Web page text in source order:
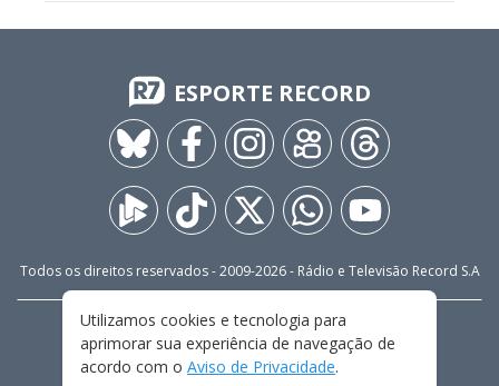
ESPORTE RECORD
Todos os direitos reservados - 2009-2026- Rádio e Televisão Record S.A
FALE CONOSCO
PRIVACIDADE
TERMOS E CONDIÇÕES DE USO
Utilizamos cookies e tecnologia para
aprimorar sua experiência de navegação de
acordo com o Aviso de Privacidade.